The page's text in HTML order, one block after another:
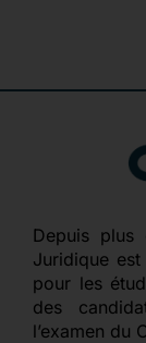
Depuis plus
Juridique
pour les
des
l’examen du